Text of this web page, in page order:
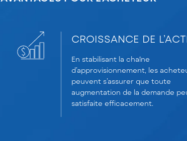
CROISSANCE DE
En stabilisant la chaîne
d’approvisionnement, les
peuvent s’assurer que toute
augmentation de la demande
satisfaite efficacement.